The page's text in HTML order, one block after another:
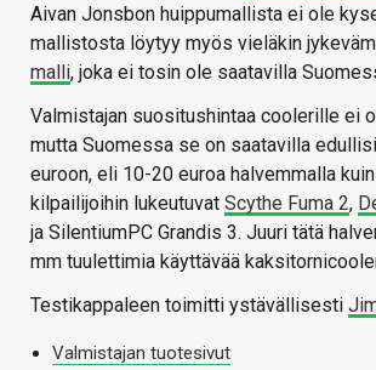
Aivan Jonsbon huippumallista ei ole
mallistosta löytyy myös vieläkin
malli, joka ei tosin ole saatavilla
Valmistajan suositushintaa coolerille ei
mutta Suomessa se on saatavilla
euroon, eli 10-20 euroa halvemmalla
kilpailijoihin lukeutuvat Scythe Fuma 2,
ja SilentiumPC Grandis 3. Juuri tätä
mm tuulettimia käyttävää
Testikappaleen toimitti ystävällisesti
Valmistajan tuotesivut